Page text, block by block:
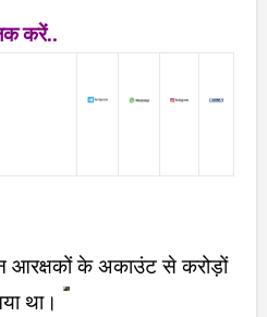
करें..
आरक्षकों के अकाउंट से करोड़ों
था।